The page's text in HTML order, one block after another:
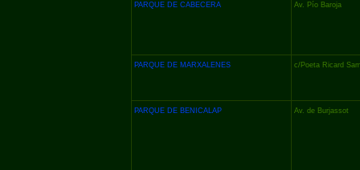
PARQUE DE CABECERA Av. Pío Baroja
PARQUE DE MARXALENES c/Poeta Ricard
PARQUE DE BENICALAP Av. de Burjassot